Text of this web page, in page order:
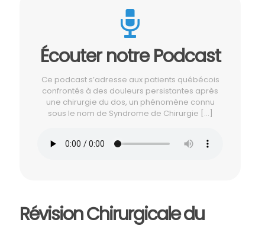
Écouter notre Podcast
Ce podcast s’adresse aux patients québécois
confrontés à des douleurs persistantes après
une chirurgie du dos, un phénomène connu
sous le nom de Syndrome de Chirurgie […]
Révision Chirurgicale du